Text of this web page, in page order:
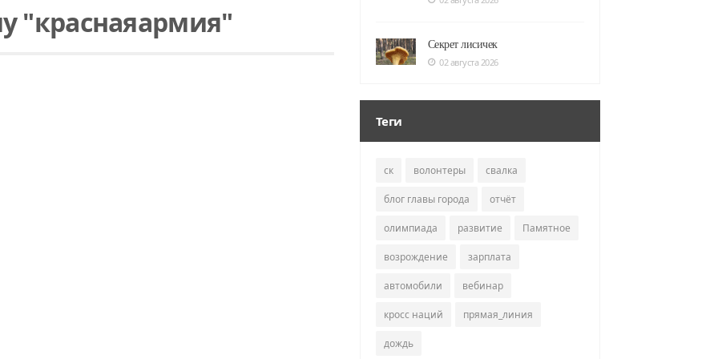
"краснаяармия"
Секрет лисичек
02 августа 2026
Теги
ск волонтеры свалка
блог главы города отчёт
олимпиада развитие Памятное
возрождение зарплата
автомобили вебинар
кросс наций прямая_линия
дождь